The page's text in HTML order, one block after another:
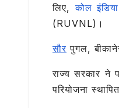
o
o
k
लिए,कोल इंडिया
(RUVNL)।
सौर पुगल,
राज्य सरकार ने
परियोजना